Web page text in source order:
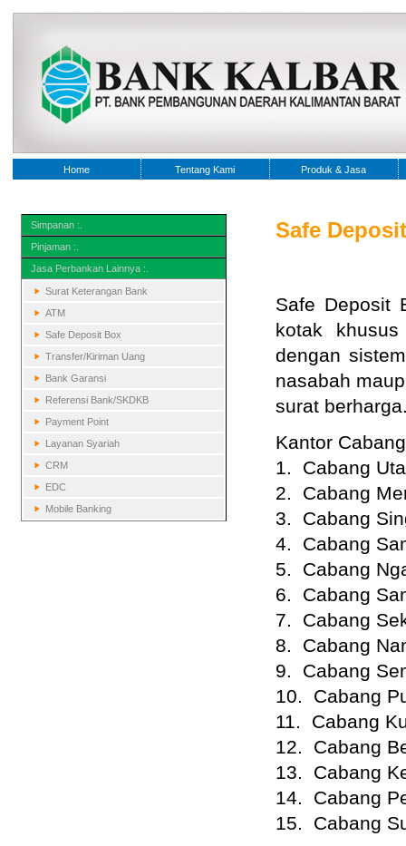
Home Tentang Kami Produk & Jasa
Simpanan :.
Pinjaman :.
Jasa Perbankan Lainnya :.
Surat Keterangan Bank
ATM
Safe Deposit Box
Transfer/Kiriman Uang
Bank Garansi
Referensi Bank/SKDKB
Payment Point
Layanan Syariah
CRM
EDC
Mobile Banking
Safe
Safe Deposit
kotak
dengan
nasabah
surat
Kantor
1. Cabang
2. Cabang
3. Cabang
4. Cabang
5. Cabang
6. Cabang
7. Cabang
8. Cabang
9. Cabang
10. Cabang
11. Cabang
12. Cabang
13. Cabang
14. Cabang
15. Cabang